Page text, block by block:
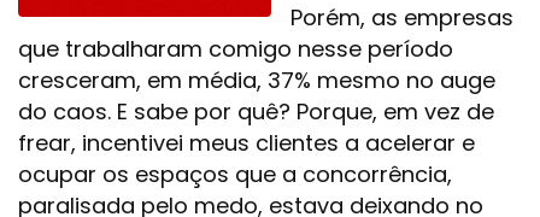
Porém, as empresas
que trabalharam comigo nesse período
cresceram, em média, 37% mesmo no auge
do caos. E sabe por quê? Porque, em vez de
frear, incentivei meus clientes a acelerar e
ocupar os espaços que a concorrência,
paralisada pelo medo, estava deixando no